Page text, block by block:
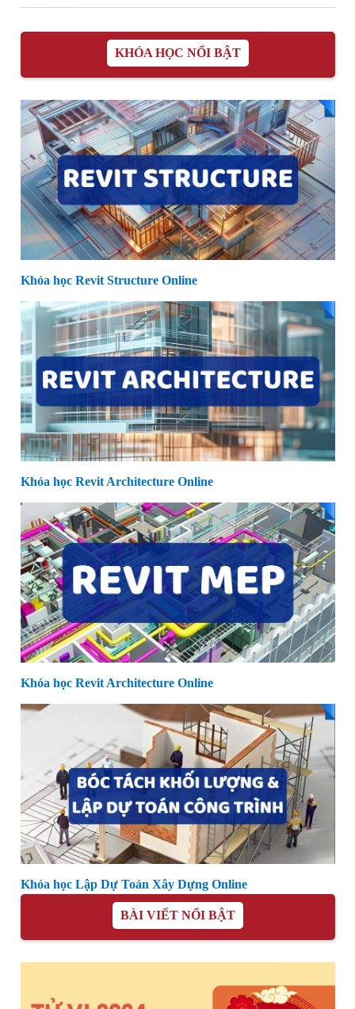
KHÓA HỌC NỔI BẬT
Khóa học Revit Structure Online
Khóa học Revit Architecture Online
Khóa học Revit Architecture Online
Khóa học Lập Dự Toán Xây Dựng Online
BÀI VIẾT NỔI BẬT